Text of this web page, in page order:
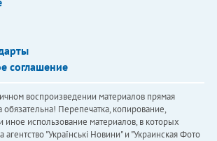
соглашение
воспроизведении материалов прямая
обязательна! Перепечатка, копирование,
иное использование материалов, в которых
"Українськi Новини" и "Украинская Фото